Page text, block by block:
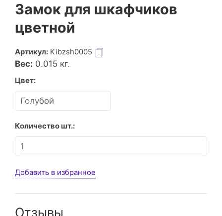
Замок для шкафчиков
цветной
Артикул: Kibzsh0005
Вес: 0.015 кг.
Цвет:
Количество шт.:
Добавить в избранное
Отзывы